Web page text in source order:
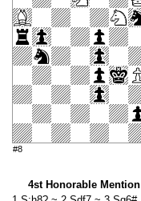
#8
4st Honorable Mention